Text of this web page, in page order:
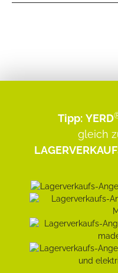
Tipp: YERD
gleich